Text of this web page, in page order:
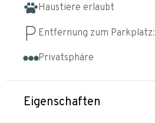
Haustiere erlaubt
Entfernung zum Parkplatz:
Privatsphäre
Eigenschaften